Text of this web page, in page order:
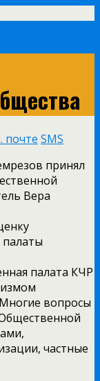
почте SMS
принял
Вера
палата КЧР
вопросы
частные